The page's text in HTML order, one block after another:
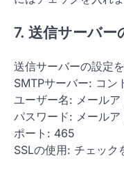
7. 送信サーバー
送信サーバーの設定
SMTPサーバー: コン
ユーザー名: メールア
パスワード: メール
ポート: 465
SSLの使用: チェック